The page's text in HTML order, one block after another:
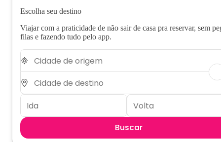
Escolha seu destino
Viajar com a praticidade de não sair de casa pra reservar, sem
filas e fazendo tudo pelo app.
Buscar